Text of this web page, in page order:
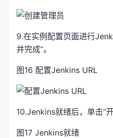
9.在实例配置页面进行
并完成”。
图16 配置Jenkins URL
10.Jenkins就绪后，单击“
图17 Jenkins就绪